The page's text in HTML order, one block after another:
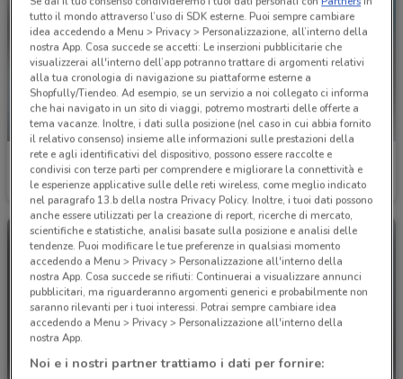
NUOVO
Happy Casa Store
Scade il 19/08 17.2 km
Dondi Home
Scade il 08/10 19.4 km
tutto il mondo attraverso l’uso di SDK esterne. Puoi sempre cambiare
idea accedendo a Menu > Privacy > Personalizzazione, all’interno della
nostra App. Cosa succede se accetti: Le inserzioni pubblicitarie che
visualizzerai all'interno dell’app potranno trattare di argomenti relativi
alla tua cronologia di navigazione su piattaforme esterne a
Shopfully/Tiendeo. Ad esempio, se un servizio a noi collegato ci informa
che hai navigato in un sito di viaggi, potremo mostrarti delle offerte a
tema vacanze. Inoltre, i dati sulla posizione (nel caso in cui abbia fornito
il relativo consenso) insieme alle informazioni sulle prestazioni della
rete e agli identificativi del dispositivo, possono essere raccolte e
condivisi con terze parti per comprendere e migliorare la connettività e
le esperienze applicative sulle delle reti wireless, come meglio indicato
nel paragrafo 13.b della nostra Privacy Policy. Inoltre, i tuoi dati possono
anche essere utilizzati per la creazione di report, ricerche di mercato,
scientifiche e statistiche, analisi basate sulla posizione e analisi delle
tendenze. Puoi modificare le tue preferenze in qualsiasi momento
accedendo a Menu > Privacy > Personalizzazione all'interno della
nostra App. Cosa succede se rifiuti: Continuerai a visualizzare annunci
pubblicitari, ma riguarderanno argomenti generici e probabilmente non
saranno rilevanti per i tuoi interessi. Potrai sempre cambiare idea
accedendo a Menu > Privacy > Personalizzazione all'interno della
nostra App.
Noi e i nostri partner trattiamo i dati per fornire: